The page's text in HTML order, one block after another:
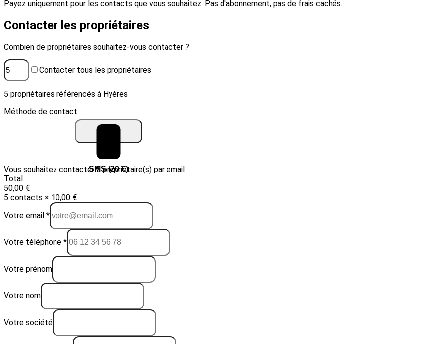
Payez uniquement pour les contacts que vous souhaitez. Pas d'abonnement, pas de frais cachés.
Contacter les propriétaires
Combien de propriétaires souhaitez-vous contacter ?
Contacter tous les propriétaires
5 propriétaires référencés à Hyères
Méthode de contact
Email (10 €) SMS (20 €)
Vous souhaitez contacter 5 propriétaire(s) par email
Total
50,00 €
5 contacts × 10,00 €
Votre email *
Votre téléphone *
Votre prénom
Votre nom
Votre société